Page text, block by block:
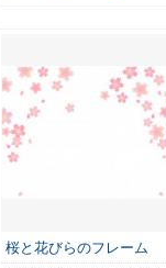
桜と花びらのフレーム